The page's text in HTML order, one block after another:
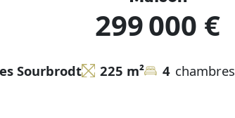
299 000 €
Sourbrodt 225 m² 4 chambres